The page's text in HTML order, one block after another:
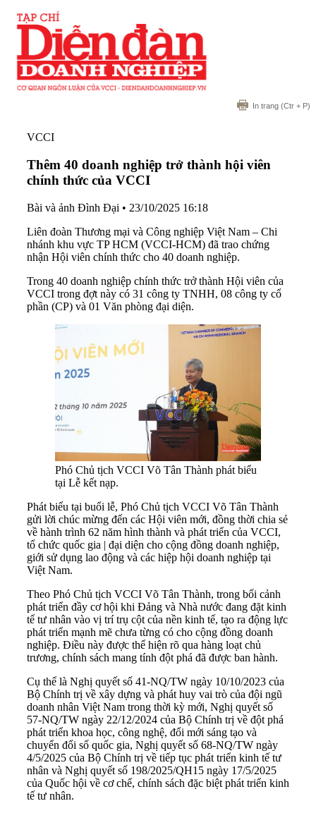
In trang (Ctr + P)
VCCI
Thêm 40 doanh nghiệp trở thành hội viên
chính thức của VCCI
Bài và ảnh Đình Đại • 23/10/2025 16:18
Liên đoàn Thương mại và Công nghiệp Việt Nam – Chi
nhánh khu vực TP HCM (VCCI-HCM) đã trao chứng
nhận Hội viên chính thức cho 40 doanh nghiệp.
Trong 40 doanh nghiệp chính thức trở thành Hội viên của
VCCI trong đợt này có 31 công ty TNHH, 08 công ty cổ
phần (CP) và 01 Văn phòng đại diện.
Phó Chủ tịch VCCI Võ Tân Thành phát biểu
tại Lễ kết nạp.
Phát biểu tại buổi lễ, Phó Chủ tịch VCCI Võ Tân Thành
gửi lời chúc mừng đến các Hội viên mới, đồng thời chia sẻ
về hành trình 62 năm hình thành và phát triển của VCCI,
tổ chức quốc gia | đại diện cho cộng đồng doanh nghiệp,
giới sử dụng lao động và các hiệp hội doanh nghiệp tại
Việt Nam.
Theo Phó Chủ tịch VCCI Võ Tân Thành, trong bối cảnh
phát triển đầy cơ hội khi Đảng và Nhà nước đang đặt kinh
tế tư nhân vào vị trí trụ cột của nền kinh tế, tạo ra động lực
phát triển mạnh mẽ chưa từng có cho cộng đồng doanh
nghiệp. Điều này được thể hiện rõ qua hàng loạt chủ
trương, chính sách mang tính đột phá đã được ban hành.
Cụ thể là Nghị quyết số 41-NQ/TW ngày 10/10/2023 của
Bộ Chính trị về xây dựng và phát huy vai trò của đội ngũ
doanh nhân Việt Nam trong thời kỳ mới, Nghị quyết số
57-NQ/TW ngày 22/12/2024 của Bộ Chính trị về đột phá
phát triển khoa học, công nghệ, đổi mới sáng tạo và
chuyển đổi số quốc gia, Nghị quyết số 68-NQ/TW ngày
4/5/2025 của Bộ Chính trị về tiếp tục phát triển kinh tế tư
nhân và Nghị quyết số 198/2025/QH15 ngày 17/5/2025
của Quốc hội về cơ chế, chính sách đặc biệt phát triển kinh
tế tư nhân.